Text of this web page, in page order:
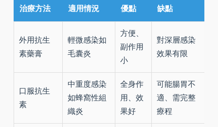
治療方法 適用情況 優點 缺點
外用抗生
素藥膏
輕微感染如
毛囊炎
方便、
副作用
小
對深層感染
效果有限
口服抗生
素
中重度感染
如蜂窩性組
織炎
全身作
用、效
果好
可能腸胃不
適、需完整
療程